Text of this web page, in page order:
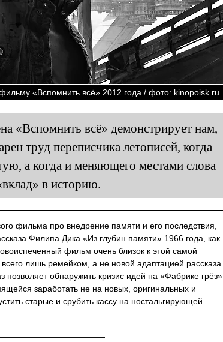
«Вспомнить всё» 2012 года / фото: kinopoisk.ru
«Вспомнить всё» демонстрирует нам,
труд переписчика летописей, когда
а когда и меняющего местами слова
в историю.
фильма про внедрение памяти и его последствия,
Филипа Дика «Из глубин памяти» 1966 года, как
фильм очень близок к этой самой
лишь ремейком, а не новой адаптацией рассказа
обнаружить кризис идей на «Фабрике грёз»
заработать не на новых, оригинальных и
старые и срубить кассу на ностальгирующей